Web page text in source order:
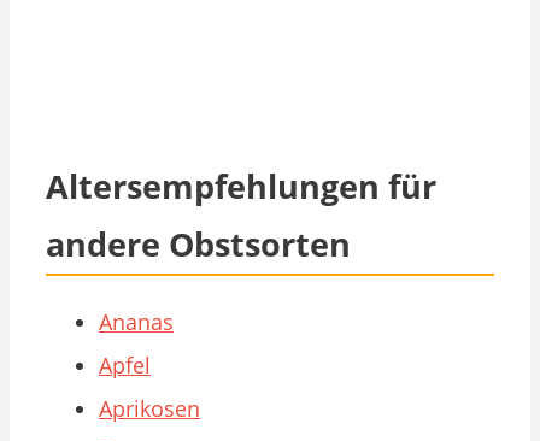
Altersempfehlungen für
andere Obstsorten
Ananas
Apfel
Aprikosen